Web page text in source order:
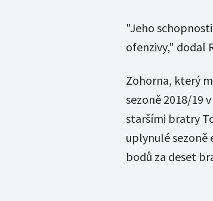
"Jeho
ofenzivy," dodal
Zohorna, který
sezoně 2018/19
staršími bratry
uplynulé sezoně
bodů za deset